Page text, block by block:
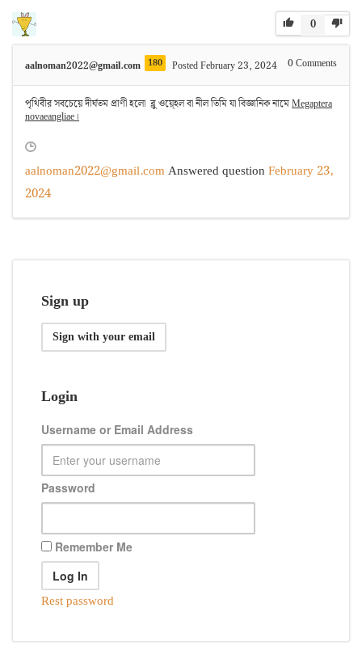
0
aalnoman2022@gmail.com 180 Posted February 23, 2024 0Comments
পৃথিবীর সবচেয়ে দীর্ঘতম প্রাণী হলো ব্লু ওয়্হেল বা নীল তিমি যা বিজ্ঞানিক নামেMegaptera
novaeangliae।
aalnoman2022@gmail.comAnswered question February 23,
2024
Sign up
Sign with your email
Login
Username or Email Address
Password
Remember Me
Rest password